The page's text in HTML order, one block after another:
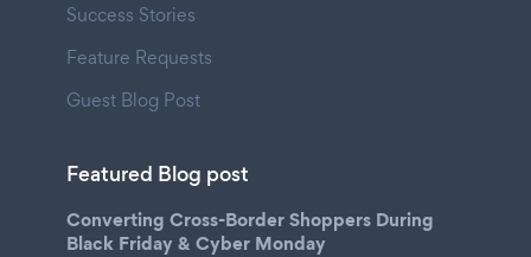
Success Stories
Feature Requests
Guest Blog Post
Featured Blog post
Converting Cross-Border Shoppers During
Black Friday & Cyber Monday